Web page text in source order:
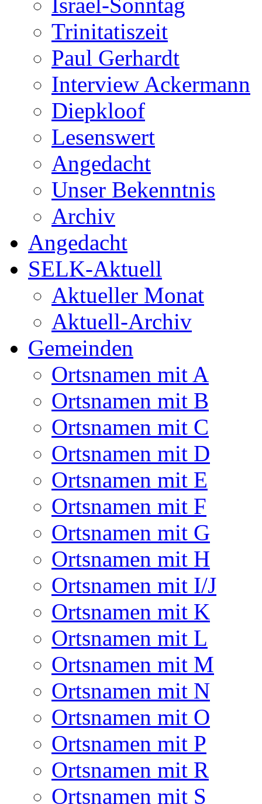
Trinitatiszeit
Paul Gerhardt
Interview Ackermann
Diepkloof
Lesenswert
Angedacht
Unser Bekenntnis
Archiv
Angedacht
SELK-Aktuell
Aktueller Monat
Aktuell-Archiv
Gemeinden
Ortsnamen mit A
Ortsnamen mit B
Ortsnamen mit C
Ortsnamen mit D
Ortsnamen mit E
Ortsnamen mit F
Ortsnamen mit G
Ortsnamen mit H
Ortsnamen mit I/J
Ortsnamen mit K
Ortsnamen mit L
Ortsnamen mit M
Ortsnamen mit N
Ortsnamen mit O
Ortsnamen mit P
Ortsnamen mit R
Ortsnamen mit S